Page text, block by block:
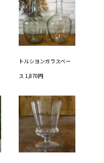
トルシヨンガラスベー
ス 1,870円